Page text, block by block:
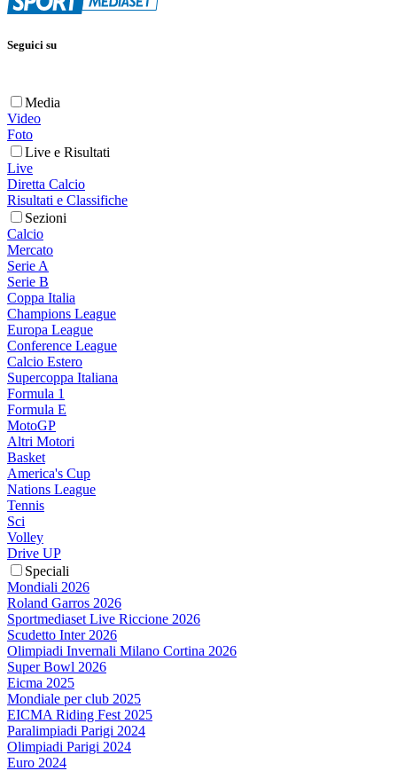
Seguici su
Media
Video
Foto
Live e Risultati
Live
Diretta Calcio
Risultati e Classifiche
Sezioni
Calcio
Mercato
Serie A
Serie B
Coppa Italia
Champions League
Europa League
Conference League
Calcio Estero
Supercoppa Italiana
Formula 1
Formula E
MotoGP
Altri Motori
Basket
America's Cup
Nations League
Tennis
Sci
Volley
Drive UP
Speciali
Mondiali 2026
Roland Garros 2026
Sportmediaset Live Riccione 2026
Scudetto Inter 2026
Olimpiadi Invernali Milano Cortina 2026
Super Bowl 2026
Eicma 2025
Mondiale per club 2025
EICMA Riding Fest 2025
Paralimpiadi Parigi 2024
Olimpiadi Parigi 2024
Euro 2024